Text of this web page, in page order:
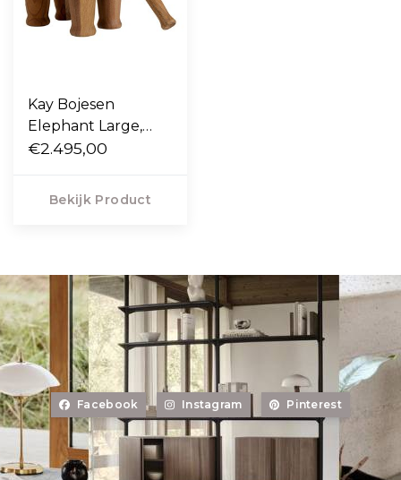
Kay Bojesen
Elephant Large,
€2.495,00
Bekijk Product
Facebook Instagram Pinterest